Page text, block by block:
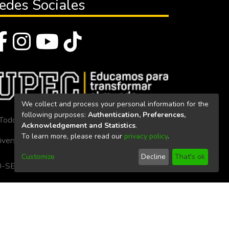
Sociales
los derechos reservados 2023
Politécnica Estatal del Carchi
SE-33-CACES-2020
We collect and process your personal information for the
following purposes: Authentication, Preferences,
Acknowledgement and Statistics.
To learn more, please read our privacy policy.
Customize Decline That's ok